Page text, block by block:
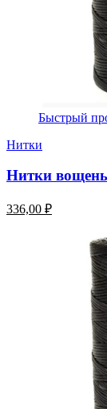
Быстрый
Нитки
Нитки
336,00 ₽